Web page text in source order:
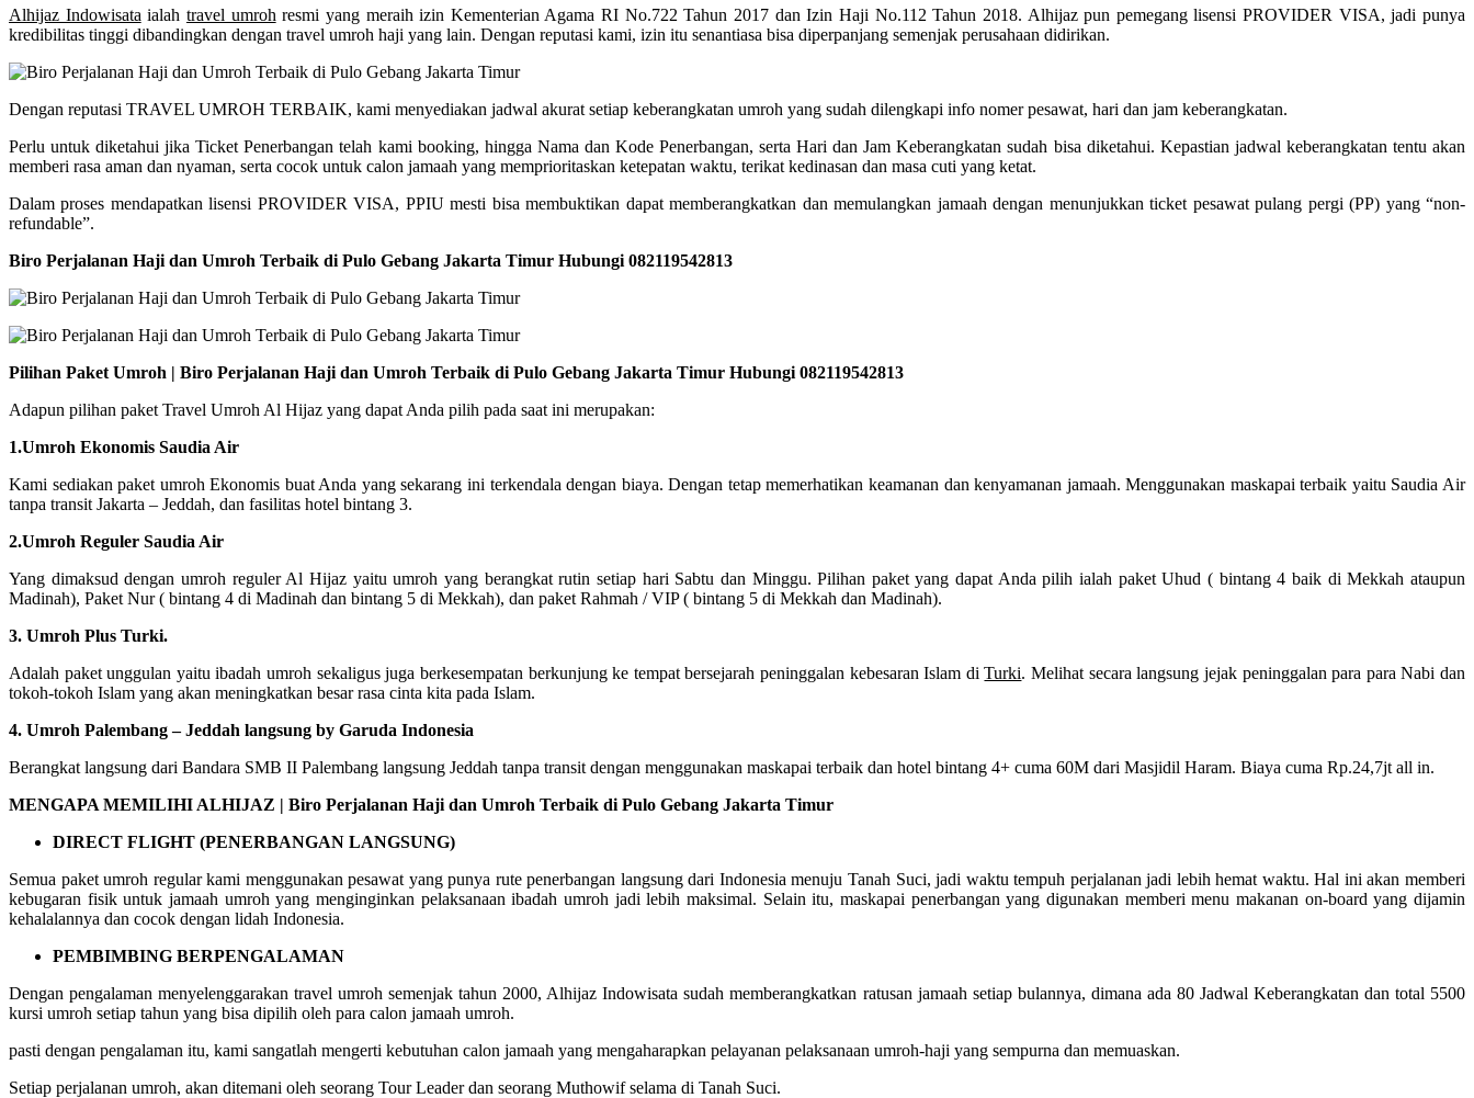
Alhijaz Indowisata ialah travel umroh resmi yang meraih izin Kementerian Agama RI No.722 Tahun 2017 dan Izin Haji No.112 Tahun 2018. Alhijaz pun pemegang lisensi PROVIDER VISA, jadi punya
kredibilitas tinggi dibandingkan dengan travel umroh haji yang lain. Dengan reputasi kami, izin itu senantiasa bisa diperpanjang semenjak perusahaan didirikan.
Dengan reputasi TRAVEL UMROH TERBAIK, kami menyediakan jadwal akurat setiap keberangkatan umroh yang sudah dilengkapi info nomer pesawat, hari dan jam keberangkatan.
Perlu untuk diketahui jika Ticket Penerbangan telah kami booking, hingga Nama dan Kode Penerbangan, serta Hari dan Jam Keberangkatan sudah bisa diketahui. Kepastian jadwal keberangkatan tentu akan
memberi rasa aman dan nyaman, serta cocok untuk calon jamaah yang memprioritaskan ketepatan waktu, terikat kedinasan dan masa cuti yang ketat.
Dalam proses mendapatkan lisensi PROVIDER VISA, PPIU mesti bisa membuktikan dapat memberangkatkan dan memulangkan jamaah dengan menunjukkan ticket pesawat pulang pergi (PP) yang “non-
refundable”.
Biro Perjalanan Haji dan Umroh Terbaik di Pulo Gebang Jakarta Timur Hubungi 082119542813
Pilihan Paket Umroh | Biro Perjalanan Haji dan Umroh Terbaik di Pulo Gebang Jakarta Timur Hubungi 082119542813
Adapun pilihan paket Travel Umroh Al Hijaz yang dapat Anda pilih pada saat ini merupakan:
1.Umroh Ekonomis Saudia Air
Kami sediakan paket umroh Ekonomis buat Anda yang sekarang ini terkendala dengan biaya. Dengan tetap memerhatikan keamanan dan kenyamanan jamaah. Menggunakan maskapai terbaik yaitu Saudia Air
tanpa transit Jakarta – Jeddah, dan fasilitas hotel bintang 3.
2.Umroh Reguler Saudia Air
Yang dimaksud dengan umroh reguler Al Hijaz yaitu umroh yang berangkat rutin setiap hari Sabtu dan Minggu. Pilihan paket yang dapat Anda pilih ialah paket Uhud ( bintang 4 baik di Mekkah ataupun
Madinah), Paket Nur ( bintang 4 di Madinah dan bintang 5 di Mekkah), dan paket Rahmah / VIP ( bintang 5 di Mekkah dan Madinah).
3. Umroh Plus Turki.
Adalah paket unggulan yaitu ibadah umroh sekaligus juga berkesempatan berkunjung ke tempat bersejarah peninggalan kebesaran Islam diTurki. Melihat secara langsung jejak peninggalan para para Nabi dan
tokoh-tokoh Islam yang akan meningkatkan besar rasa cinta kita pada Islam.
4. Umroh Palembang – Jeddah langsung by Garuda Indonesia
Berangkat langsung dari Bandara SMB II Palembang langsung Jeddah tanpa transit dengan menggunakan maskapai terbaik dan hotel bintang 4+ cuma 60M dari Masjidil Haram. Biaya cuma Rp.24,7jt all in.
MENGAPA MEMILIHI ALHIJAZ | Biro Perjalanan Haji dan Umroh Terbaik di Pulo Gebang Jakarta Timur
DIRECT FLIGHT (PENERBANGAN LANGSUNG)
Semua paket umroh regular kami menggunakan pesawat yang punya rute penerbangan langsung dari Indonesia menuju Tanah Suci, jadi waktu tempuh perjalanan jadi lebih hemat waktu. Hal ini akan memberi
kebugaran fisik untuk jamaah umroh yang menginginkan pelaksanaan ibadah umroh jadi lebih maksimal. Selain itu, maskapai penerbangan yang digunakan memberi menu makanan on-board yang dijamin
kehalalannya dan cocok dengan lidah Indonesia.
PEMBIMBING BERPENGALAMAN
Dengan pengalaman menyelenggarakan travel umroh semenjak tahun 2000, Alhijaz Indowisata sudah memberangkatkan ratusan jamaah setiap bulannya, dimana ada 80 Jadwal Keberangkatan dan total 5500
kursi umroh setiap tahun yang bisa dipilih oleh para calon jamaah umroh.
pasti dengan pengalaman itu, kami sangatlah mengerti kebutuhan calon jamaah yang mengaharapkan pelayanan pelaksanaan umroh-haji yang sempurna dan memuaskan.
Setiap perjalanan umroh, akan ditemani oleh seorang Tour Leader dan seorang Muthowif selama di Tanah Suci.